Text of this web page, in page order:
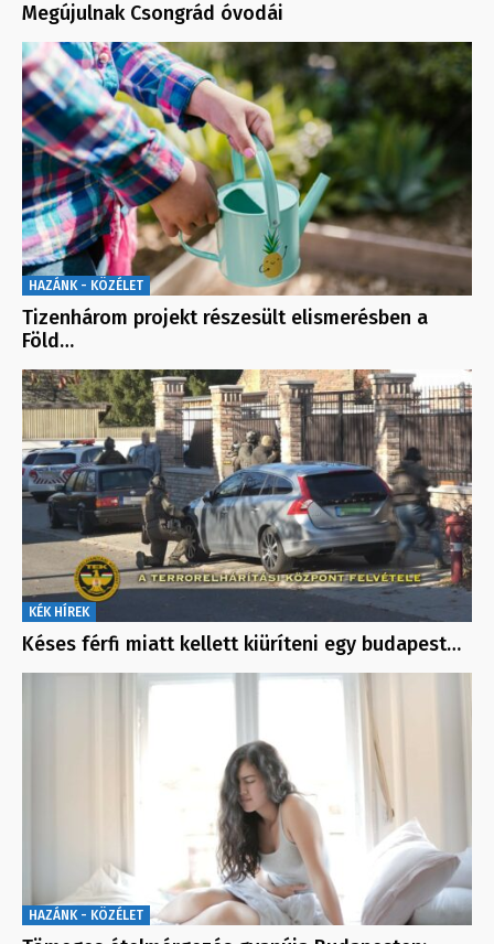
Megújulnak Csongrád óvodái
HAZÁNK - KÖZÉLET
Tizenhárom projekt részesült elismerésben a
Föld…
KÉK HÍREK
Késes férfi miatt kellett kiüríteni egy budapest…
HAZÁNK - KÖZÉLET